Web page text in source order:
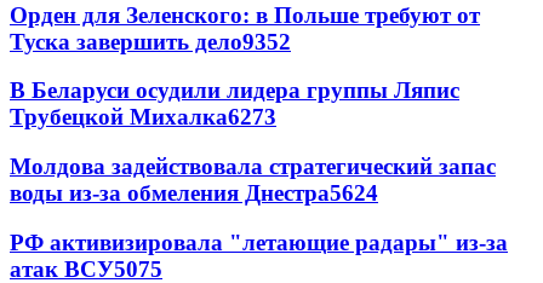
Орден для Зеленского: в Польше требуют от
Туска завершить дело9352
В Беларуси осудили лидера группы Ляпис
Трубецкой Михалка6273
Молдова задействовала стратегический запас
воды из-за обмеления Днестра5624
РФ активизировала "летающие радары" из-за
атак ВСУ5075